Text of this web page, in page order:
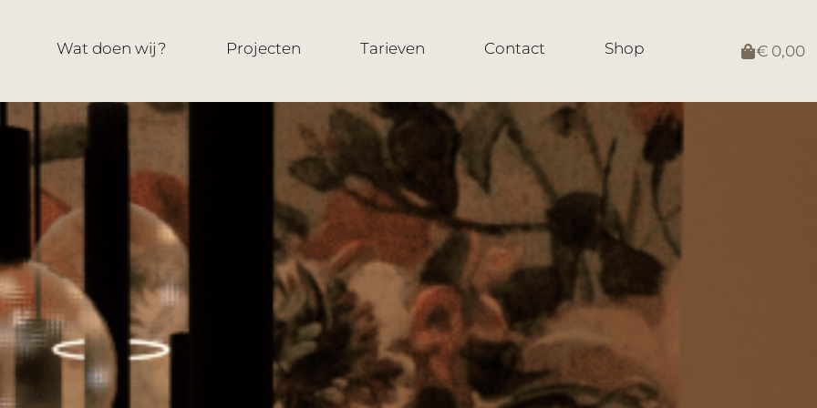
Wat doen wij? Projecten Tarieven Contact Shop €0,00